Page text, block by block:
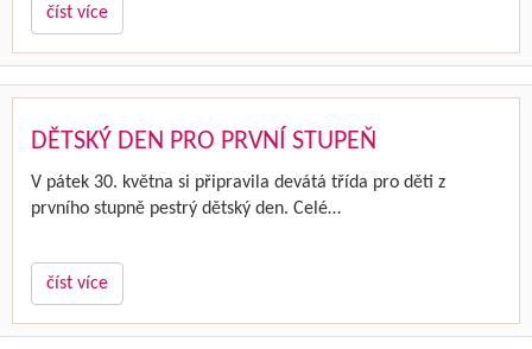
číst více
DĚTSKÝ DEN PRO PRVNÍ STUPEŇ
V pátek 30. května si připravila devátá třída pro děti z
prvního stupně pestrý dětský den. Celé…
číst více